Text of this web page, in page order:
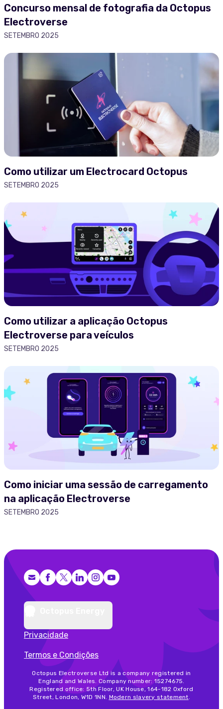
Concurso mensal de fotografia da Octopus
Electroverse
SETEMBRO 2025
Como utilizar um Electrocard Octopus
SETEMBRO 2025
Como utilizar a aplicação Octopus
Electroverse para veículos
SETEMBRO 2025
Como iniciar uma sessão de carregamento
na aplicação Electroverse
SETEMBRO 2025
Facebook
X (Twitter)
LinkedInInstagram
YouTube
Privacidade
Termos e Condições
Octopus Electroverse Ltd is a company registered in
England and Wales. Company number: 15274675.
Registered office: 5th Floor, UK House, 164-182 Oxford
Street, London, W1D 1NN. Modern slavery statement.